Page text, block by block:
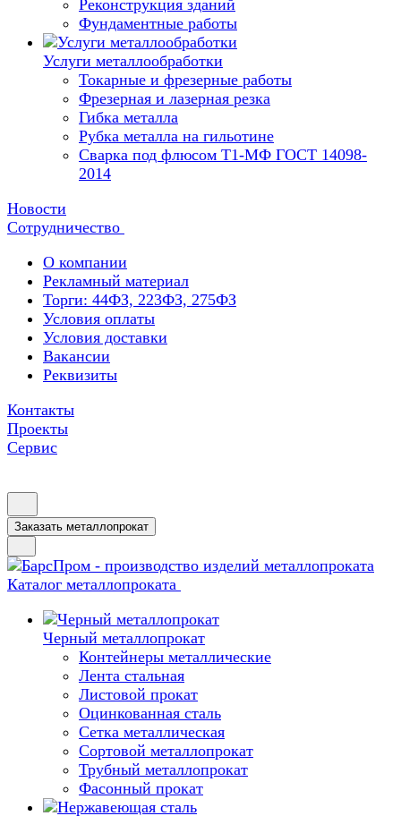
Реконструкция зданий
Фундаментные работы
Услуги металлообработки
Токарные и фрезерные работы
Фрезерная и лазерная резка
Гибка металла
Рубка металла на гильотине
Сварка под флюсом Т1-МФ ГОСТ 14098-
2014
Новости
Сотрудничество
О компании
Рекламный материал
Торги: 44ФЗ, 223ФЗ, 275ФЗ
Условия оплаты
Условия доставки
Вакансии
Реквизиты
Контакты
Проекты
Сервис
Заказать металлопрокат
Каталог металлопроката
Черный металлопрокат
Контейнеры металлические
Лента стальная
Листовой прокат
Оцинкованная сталь
Сетка металлическая
Сортовой металлопрокат
Трубный металлопрокат
Фасонный прокат